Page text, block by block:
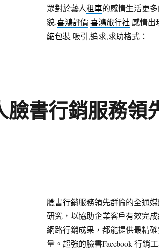
眾對於藝人租車的感情生活更
貌.喜鴻評價喜鴻旅行社 感情出
縮包裝吸引,追求,求助格式：
臉書行銷服務領
臉書行銷服務領先群倫的全通
研究，以協助企業客戶有效完
網路行銷成果，都能提供最精
量。超強的臉書Facebook 行銷